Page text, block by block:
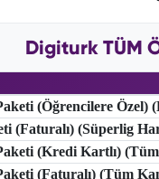
Digiturk TÜM
(Öğrencilere
(Faturalı) (Süperlig
(Kredi Kartlı)
(Faturalı) (Tüm